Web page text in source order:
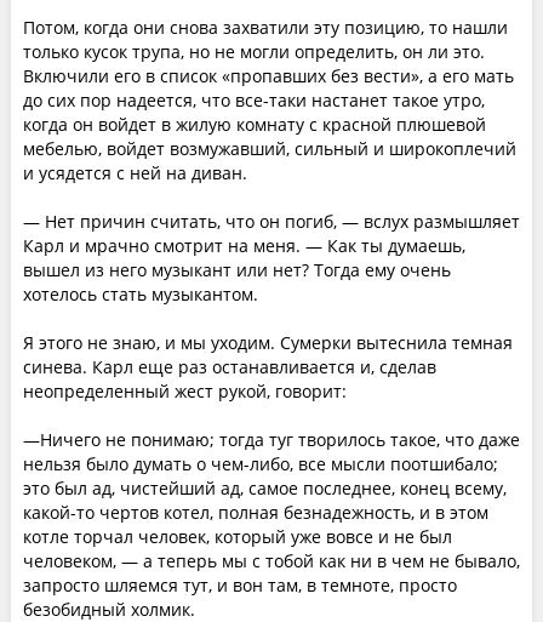
Потом, когда они снова захватили эту позицию, то нашли
только кусок трупа, но не могли определить, он ли это.
Включили его в список «пропавших без вести», а его мать
до сих пор надеется, что все-таки настанет такое утро,
когда он войдет в жилую комнату с красной плюшевой
мебелью, войдет возмужавший, сильный и широкоплечий
и усядется с ней на диван.
— Нет причин считать, что он погиб, — вслух размышляет
Карл и мрачно смотрит на меня. — Как ты думаешь,
вышел из него музыкант или нет? Тогда ему очень
хотелось стать музыкантом.
Я этого не знаю, и мы уходим. Сумерки вытеснила темная
синева. Карл еще раз останавливается и, сделав
неопределенный жест рукой, говорит:
—Ничего не понимаю; тогда туг творилось такое, что даже
нельзя было думать о чем-либо, все мысли поотшибало;
это был ад, чистейший ад, самое последнее, конец всему,
какой-то чертов котел, полная безнадежность, и в этом
котле торчал человек, который уже вовсе и не был
человеком, — а теперь мы с тобой как ни в чем не бывало,
запросто шляемся тут, и вон там, в темноте, просто
безобидный холмик.